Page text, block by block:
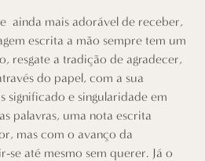
ainda mais adorável de receber,
escrita a mão sempre tem um
resgate a tradição de agradecer,
do papel, com a sua
significado e singularidade em
palavras, uma nota escrita
mas com o avanço da
se até mesmo sem querer. Já o